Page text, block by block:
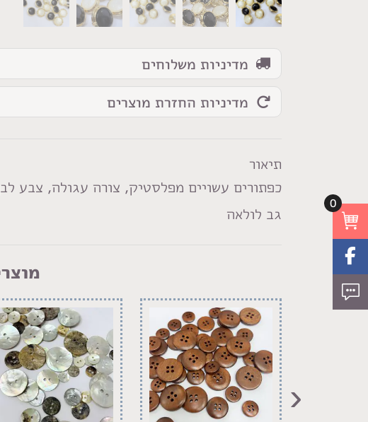
מדיניות משלוחים
מדיניות החזרת מוצרים
כפתור
שחור/קרם
זהב
תיאור
כפתורים עשויים מפלסטיק, צורה עגולה, צבע
גב לולאה
‹
0